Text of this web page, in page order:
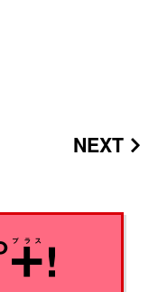
NEXT